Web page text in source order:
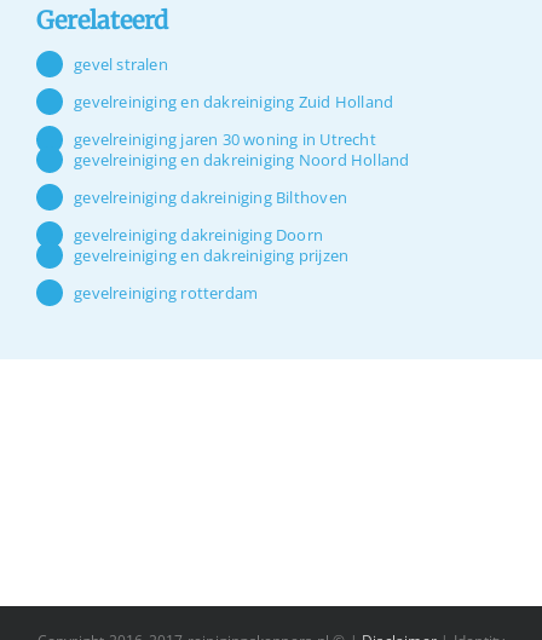
Gerelateerd
gevel stralen
gevelreiniging en dakreiniging Zuid Holland
gevelreiniging jaren 30 woning in Utrecht
gevelreiniging en dakreiniging Noord Holland
gevelreiniging dakreiniging Bilthoven
gevelreiniging dakreiniging Doorn
gevelreiniging en dakreiniging prijzen
gevelreiniging rotterdam